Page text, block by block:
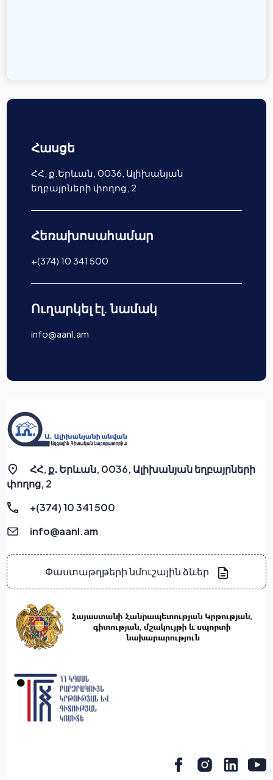
Հասցե
ՀՀ, ք.Երևան, 0036, Ալիխանյան
եղբայրների փողոց, 2
Հեռախոսահամար
+(374) 10 341 500
Ուղարկել էլ. նամակ
info@aanl.am
ՀՀ, ք․ Երևան, 0036, Ալիխանյան եղբայրների
փողոց, 2
+(374) 10 341 500
info@aanl.am
Փաստաթղթերի նմուշային ձևեր